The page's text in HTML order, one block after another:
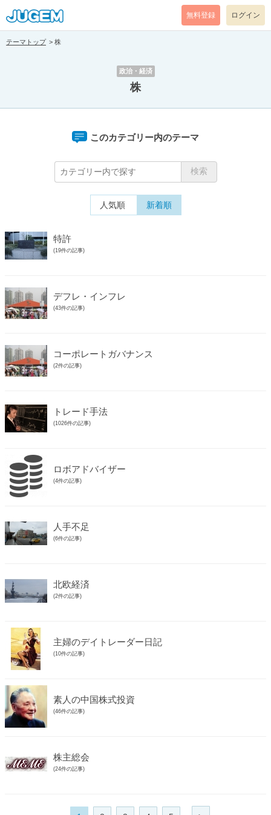
無料登録 ログイン
テーマトップ 株
政治・経済
株
このカテゴリー内のテーマ
人気順 新着順
特許
(19件の記事)
デフレ・インフレ
(43件の記事)
コーポレートガバナンス
(2件の記事)
トレード手法
(1026件の記事)
ロボアドバイザー
(4件の記事)
人手不足
(6件の記事)
北欧経済
(2件の記事)
主婦のデイトレーダー日記
(10件の記事)
素人の中国株式投資
(46件の記事)
株主総会
(24件の記事)